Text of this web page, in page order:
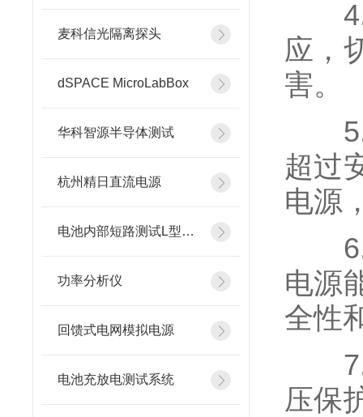
麦科信光隔离探头
dSPACE MicroLabBox
华科智源半导体测试
杭州精日直流电源
电池内部短路测试L型镍片
功率分析仪
回馈式电网模拟电源
电池充放电测试系统
4.
应，
害。
5.
超过
电源
6.
电源
全性
7.
压保